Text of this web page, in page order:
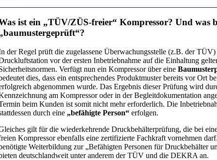
ist ein „TÜV/ZÜS-freier“ Kompressor? Und was
der Regel prüft die zugelassene Überwachungsstelle (z.B. der TÜV)
vor der ersten Inbetriebnahme auf die Einhaltung
Verfügt nun ein Kompressor über eine
dies, dass ein entsprechendes Produktmuster bereits vor Ort
abgenommen wurde. Das Ergebnis dieser Prüfung wird
am Kompressor oder in der Begleitdokumentation
beim Kunden ist somit nicht mehr erforderlich. Die
durch eine „befähigte Person“ erfolgen.
gilt für die wiederkehrende Druckbehälterprüfung, die bei
Kompressor ebenfalls eine zertifizierte Fachkraft vornehmen
Weiterbildung zur „Befähigten Personen für Druckbehälter
deutschlandweit unter anderem der TÜV und die DEKRA an.